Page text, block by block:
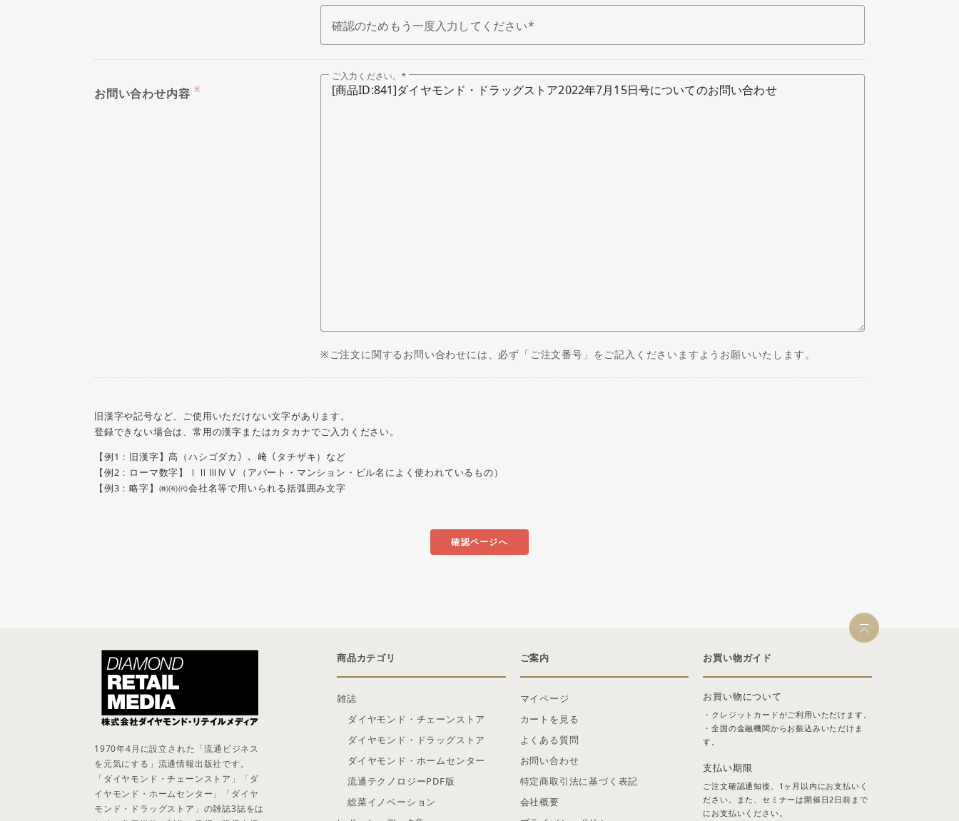
確認のため もう一度入力してください
お問い合わせ内容 ※
ご入力ください。
※ご注文に関するお問い合わせには、必ず「ご注文番号」をご記入くださいますようお願いいたします。
旧漢字や記号など、ご使用いただけない文字があります。
登録できない場合は、常用の漢字またはカタカナでご入力ください。
【例1：旧漢字】髙（ハシゴダカ）、﨑（タチザキ）など
【例2：ローマ数字】ⅠⅡⅢⅣⅤ（アパート・マンション・ビル名によく使われているもの）
【例3：略字】㈱㈲㈹会社名等で用いられる括弧囲み文字
確認ページへ
商品カテゴリ
雑誌
ダイヤモンド・チェーンストア
ダイヤモンド・ドラッグストア
ダイヤモンド・ホームセンター
流通テクノロジーPDF版
総菜イノベーション
ご案内
マイページ
カートを見る
よくある質問
お問い合わせ
特定商取引法に基づく表記
会社概要
お買い物ガイド
お買い物について
・クレジットカードがご利用いただけます。
・全国の金融機関からお振込みいただけま
す。
支払い期限
ご注文確認通知後、1ヶ月以内にお支払いく
ださい。また、セミナーは開催日2日前まで
にお支払いください。
1970年4月に設立された「流通ビジネス
を元気にする」流通情報出版社です。
「ダイヤモンド・チェーンストア」「ダ
イヤモンド・ホームセンター」「ダイヤ
モンド・ドラッグストア」の雑誌3誌をは